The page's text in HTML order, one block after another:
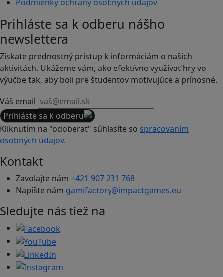
Podmienky ochrany osobných údajov
Prihláste sa k odberu nášho
newslettera
Získate prednostný prístup k informáciám o našich
aktivitách. Ukážeme vám, ako efektívne využívať hry vo
výučbe tak, aby boli pre študentov motivujúce a prínosné.
Váš email
Prihláste sa k odberu
Kliknutím na "odoberať" súhlasíte so spracovaním
osobných údajov.
Kontakt
Zavolajte nám +421 907 231 768
Napíšte nám gamifactory@impactgames.eu
Sledujte nás tiež na